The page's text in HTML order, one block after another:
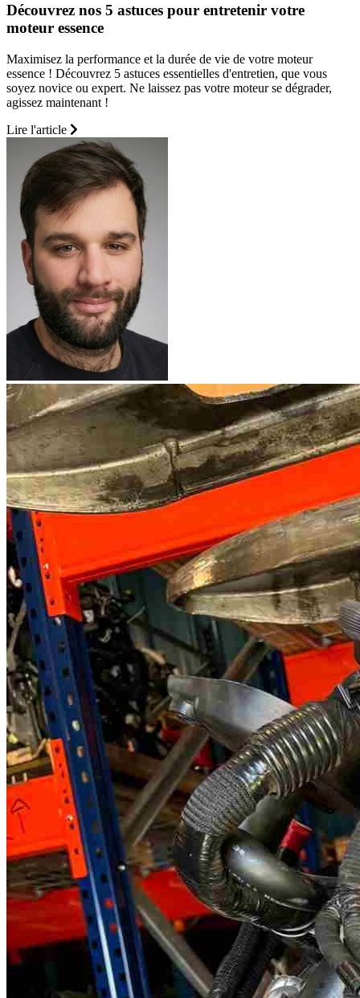
Découvrez nos 5 astuces pour entretenir votre
moteur essence
Maximisez la performance et la durée de vie de votre moteur
essence ! Découvrez 5 astuces essentielles d'entretien, que vous
soyez novice ou expert. Ne laissez pas votre moteur se dégrader,
agissez maintenant !
Lire l'article